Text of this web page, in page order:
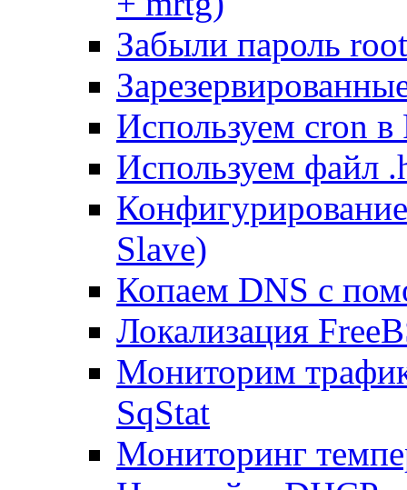
Забыли пароль
Используем cron в
Используем файл
Slave)
Копаем DNS с
Локализация
Мониторим
SqStat
Мониторинг